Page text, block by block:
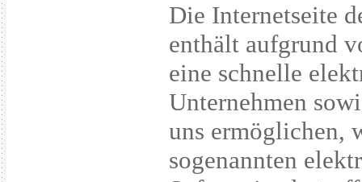
Die Internetseite
enthält aufgrund
eine schnelle
Unternehmen
uns ermöglichen,
sogenannten